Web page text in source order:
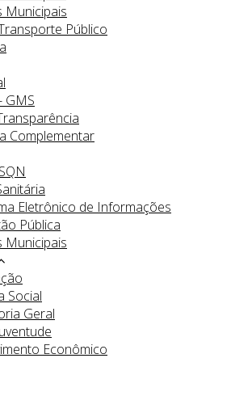
Municipais
Público
GMS
Complementar
Eletrônico de Informações
Pública
Municipais
Social
Geral
Econômico